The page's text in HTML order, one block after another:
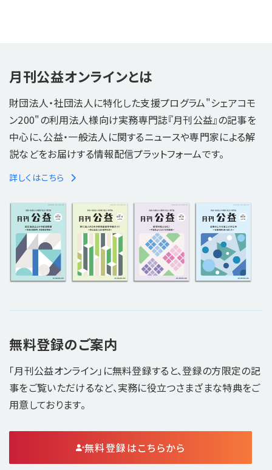
月刊公益オンラインとは
財団法人・社団法人に特化した支援プログラム"シェアコモ
ン200"の利用法人様向け実務専門誌『月刊公益』の記事を
中心に、公益・一般法人に関するニュースや専門家による解
説などをお届けする情報配信プラットフォームです。
詳しくはこちら
無料登録のご案内
「月刊公益オンライン」に無料登録すると、登録の方限定の記
事をご覧いただけるなど、実務に役立つさまざまな特典をご
用意しております。
無料登録はこちらから